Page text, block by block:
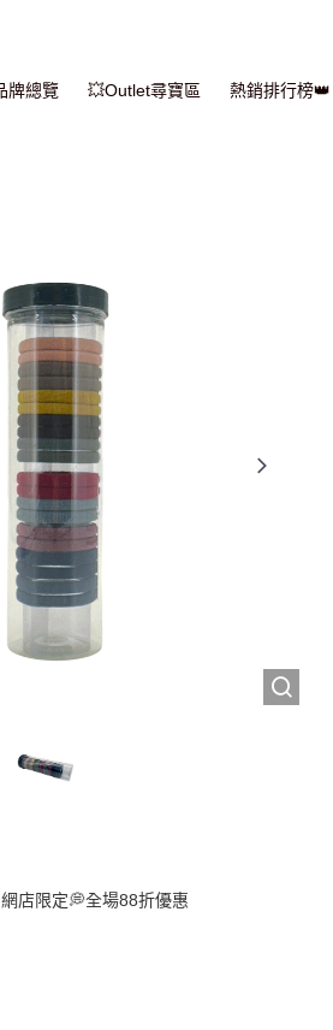
牌總覽 💥Outlet尋寶區 熱銷排行榜👑
店限定💭全場88折優惠